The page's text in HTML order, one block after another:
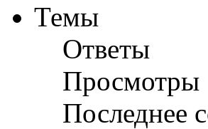
Темы
Ответы
Просмотры
Последнее